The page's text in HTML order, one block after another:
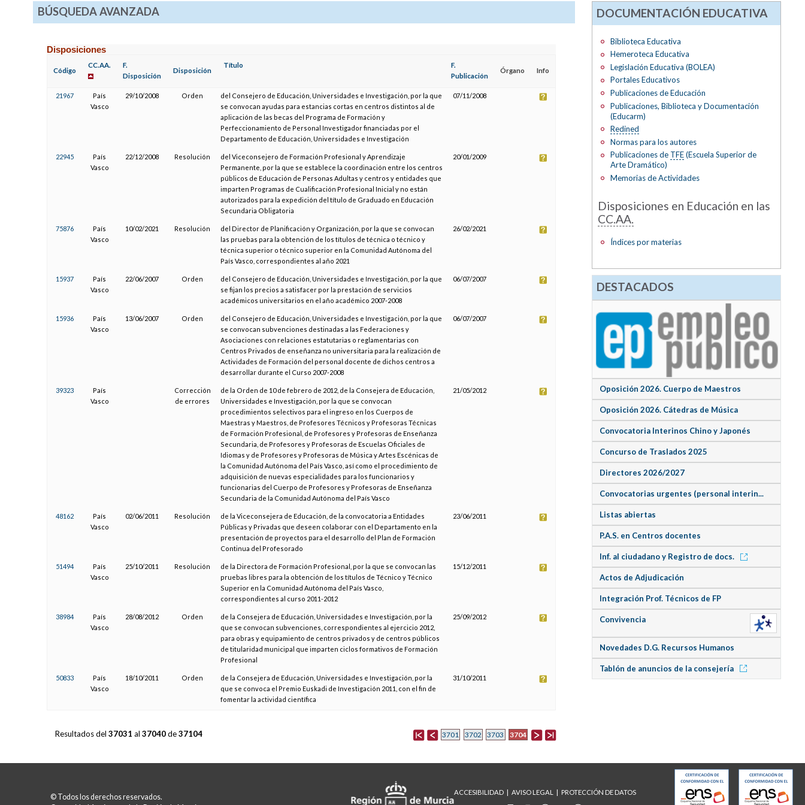
BÚSQUEDA AVANZADA
Disposiciones
Código
CC.AA.
F.
Disposición
Disposición
Título
F.
Publicación
Órgano Info
21967
País
Vasco
29/10/2008 Orden
del Consejero de Educación, Universidades e Investigación, por la que
se convocan ayudas para estancias cortas en centros distintos al de
aplicación de las becas del Programa de Formación y
Perfeccionamiento de Personal Investigador financiadas por el
Departamento de Educación, Universidades e Investigación
07/11/2008
22945
País
Vasco
22/12/2008 Resolución
del Viceconsejero de Formación Profesional y Aprendizaje
Permanente, por la que se establece la coordinación entre los centros
públicos de Educación de Personas Adultas y centros y entidades que
imparten Programas de Cualificación Profesional Inicial y no están
autorizados para la expedición del título de Graduado en Educación
Secundaria Obligatoria
20/01/2009
75876
País
Vasco
10/02/2021 Resolución
del Director de Planificación y Organización, por la que se convocan
las pruebas para la obtención de los títulos de técnica o técnico y
técnica superior o técnico superior en la Comunidad Autónoma del
País Vasco, correspondientes al año 2021
26/02/2021
15937
País
Vasco
22/06/2007 Orden
del Consejero de Educación, Universidades e Investigación, por la que
se fijan los precios a satisfacer por la prestación de servicios
académicos universitarios en el año académico 2007-2008
06/07/2007
15936
País
Vasco
13/06/2007 Orden
del Consejero de Educación, Universidades e Investigación, por la que
se convocan subvenciones destinadas a las Federaciones y
Asociaciones con relaciones estatutarias o reglamentarias con
Centros Privados de enseñanza no universitaria para la realización de
Actividades de Formación del personal docente de dichos centros a
desarrollar durante el Curso 2007-2008
06/07/2007
39323
País
Vasco
Corrección
de errores
de la Orden de 10 de febrero de 2012, de la Consejera de Educación,
Universidades e Investigación, por la que se convocan
procedimientos selectivos para el ingreso en los Cuerpos de
Maestras y Maestros, de Profesores Técnicos y Profesoras Técnicas
de Formación Profesional, de Profesores y Profesoras de Enseñanza
Secundaria, de Profesores y Profesoras de Escuelas Oficiales de
Idiomas y de Profesores y Profesoras de Música y Artes Escénicas de
la Comunidad Autónoma del País Vasco, así como el procedimiento de
adquisición de nuevas especialidades para los funcionarios y
funcionarias del Cuerpo de Profesores y Profesoras de Enseñanza
Secundaria de la Comunidad Autónoma del País Vasco
21/05/2012
48162
País
Vasco
02/06/2011 Resolución
de la Viceconsejera de Educación, de la convocatoria a Entidades
Públicas y Privadas que deseen colaborar con el Departamento en la
presentación de proyectos para el desarrollo del Plan de Formación
Continua del Profesorado
23/06/2011
51494
País
Vasco
25/10/2011 Resolución
de la Directora de Formación Profesional, por la que se convocan las
pruebas libres para la obtención de los títulos de Técnico y Técnico
Superior en la Comunidad Autónoma del País Vasco,
correspondientes al curso 2011-2012
15/12/2011
38984
País
Vasco
28/08/2012 Orden
de la Consejera de Educación, Universidades e Investigación, por la
que se convocan subvenciones, correspondientes al ejercicio 2012,
para obras y equipamiento de centros privados y de centros públicos
de titularidad municipal que imparten ciclos formativos de Formación
Profesional
25/09/2012
50833
País
Vasco
18/10/2011 Orden
de la Consejera de Educación, Universidades e Investigación, por la
que se convoca el Premio Euskadi de Investigación 2011, con el fin de
fomentar la actividad científica
31/10/2011
3701 3702 3703 3704
Resultados del 37031 al 37040de37104
DOCUMENTACIÓN EDUCATIVA
Biblioteca Educativa
Hemeroteca Educativa
Legislación Educativa (BOLEA)
Portales Educativos
Publicaciones de Educación
Publicaciones, Biblioteca y Documentación
(Educarm)
Redined
Normas para los autores
Publicaciones de TFE(Escuela Superior de
Arte Dramático)
Memorias de Actividades
Disposiciones en Educación en las
CC.AA.
Índices por materias
DESTACADOS
Oposición 2026. Cuerpo de Maestros
Oposición 2026. Cátedras de Música
Convocatoria Interinos Chino y Japonés
Concurso de Traslados 2025
Directores 2026/2027
Convocatorias urgentes (personal interin...
Listas abiertas
P.A.S. en Centros docentes
Inf. al ciudadano y Registro de docs.
Actos de Adjudicación
Integración Prof. Técnicos de FP
Convivencia
Novedades D.G. Recursos Humanos
Tablón de anuncios de la consejería
© Todos los derechos reservados.
ACCESIBILIDAD AVISO LEGAL PROTECCIÓN DE DATOS